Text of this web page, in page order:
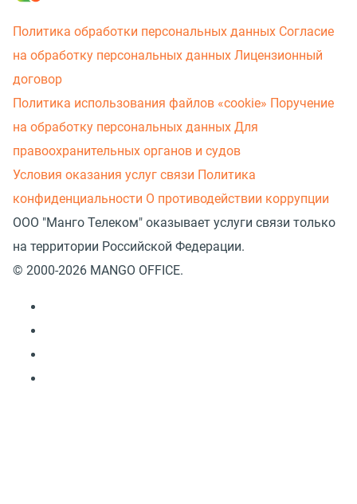
Политика обработки персональных данных Согласие
на обработку персональных данных Лицензионный
договор
Политика использования файлов «cookie» Поручение
на обработку персональных данных Для
правоохранительных органов и судов
Условия оказания услуг связи Политика
конфиденциальности О противодействии коррупции
ООО "Манго Телеком" оказывает услуги связи только
на территории Российской Федерации.
© 2000-2026 MANGO OFFICE.